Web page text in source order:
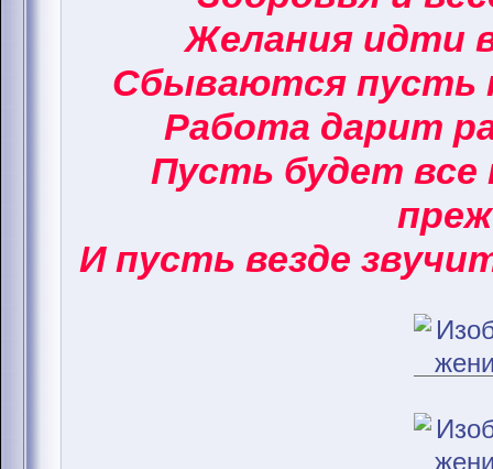
Желания идти
Сбываются пусть
Работа дарит
Пусть будет все
И пусть везде